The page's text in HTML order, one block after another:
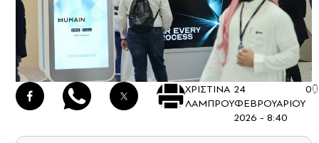
ΧΡΙΣΤΙΝΑ
ΛΑΜΠΡΟΥ
24
ΦΕΒΡΟΥΑΡΙΟΥ
2026 - 8:40
0